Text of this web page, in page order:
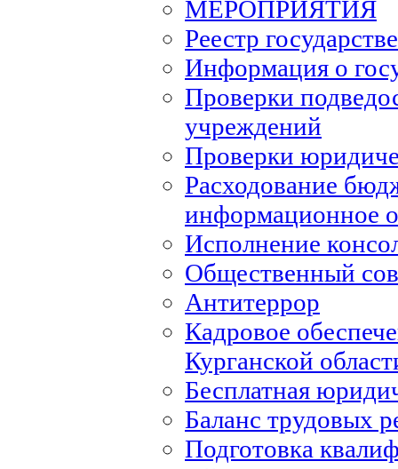
МЕРОПРИЯТИЯ
Реестр
Информация о
Проверки
учреждений
Проверки
Расходование
информационное
Исполнение
Общественный
Антитеррор
Кадровое
Курганской
Бесплатная
Баланс трудовых
Подготовка